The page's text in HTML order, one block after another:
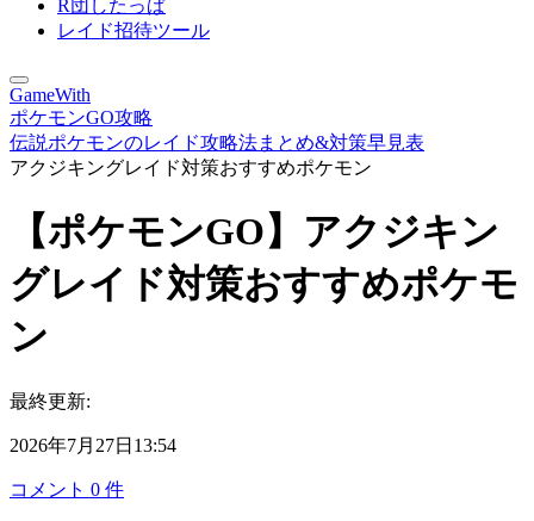
R団したっぱ
レイド招待ツール
GameWith
ポケモンGO攻略
伝説ポケモンのレイド攻略法まとめ&対策早見表
アクジキングレイド対策おすすめポケモン
【ポケモンGO】アクジキン
グレイド対策おすすめポケモ
ン
最終更新:
2026年7月27日13:54
コメント 0 件